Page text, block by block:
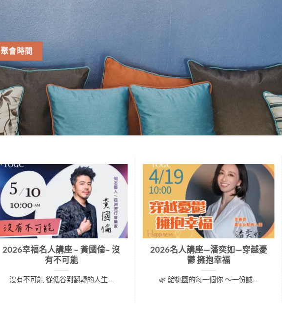
聚會時間
2026幸福名人講座 – 黃國倫– 沒
有不可能
沒有不可能 從低谷到翻轉的人生...
2026名人講座—潘奕如—穿越憂
鬱 擁抱幸福
🌿 給桃園的每一個你 ～一份誠...